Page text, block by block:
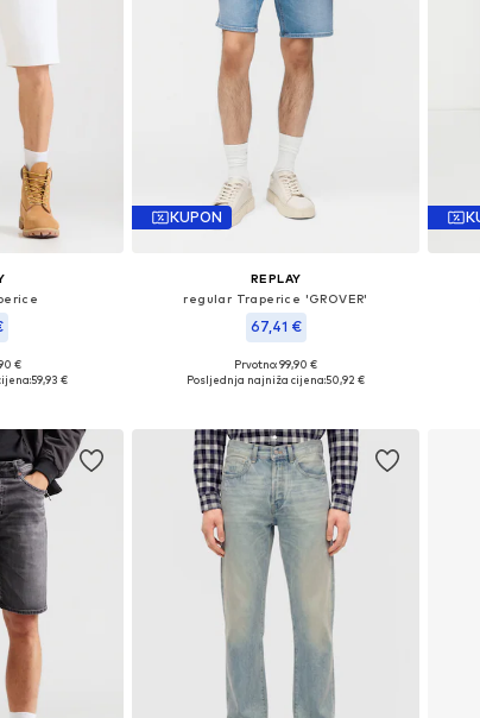
30, 31, 33, 34
€
59,93 €
KUPON
REPLAY
regular Traperice 'GROVER'
67,41 €
Prvotno: 99,90 €
Posljednja najniža cijena:50,92 €